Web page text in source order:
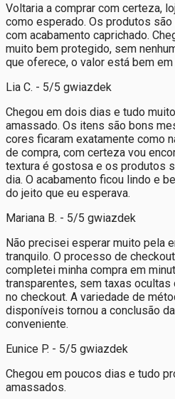
Voltaria a comprar com certeza,
como esperado. Os produtos
com acabamento caprichado.
muito bem protegido, sem
que oferece, o valor está bem
Lia C. - 5/5 gwiazdek
Chegou em dois dias e tudo
amassado. Os itens são bons
cores ficaram exatamente como
de compra, com certeza vou
textura é gostosa e os produtos
dia. O acabamento ficou lindo e
do jeito que eu esperava.
Mariana B. - 5/5 gwiazdek
Não precisei esperar muito pela
tranquilo. O processo de
completei minha compra em
transparentes, sem taxas ocultas
no checkout. A variedade de
disponíveis tornou a conclusão
conveniente.
Eunice P. - 5/5 gwiazdek
Chegou em poucos dias e tudo
amassados.